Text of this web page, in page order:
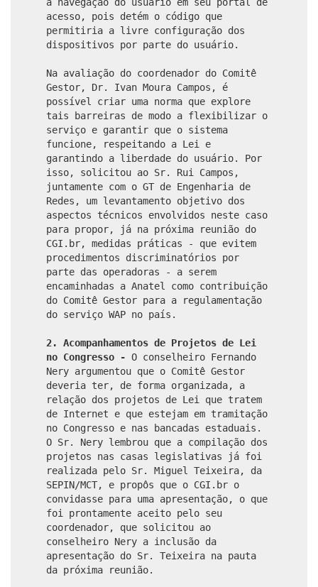
acesso, pois detém o código que
permitiria a livre configuração dos
dispositivos por parte do usuário.
Na avaliação do coordenador do Comitê
Gestor, Dr. Ivan Moura Campos, é
possível criar uma norma que explore
tais barreiras de modo a flexibilizar o
serviço e garantir que o sistema
funcione, respeitando a Lei e
garantindo a liberdade do usuário. Por
isso, solicitou ao Sr. Rui Campos,
juntamente com o GT de Engenharia de
Redes, um levantamento objetivo dos
aspectos técnicos envolvidos neste caso
para propor, já na próxima reunião do
CGI.br, medidas práticas - que evitem
procedimentos discriminatórios por
parte das operadoras - a serem
encaminhadas a Anatel como contribuição
do Comitê Gestor para a regulamentação
do serviço WAP no país.
2.
Acompanhamentos de Projetos de Lei
no Congresso - O conselheiro Fernando
Nery argumentou que o Comitê Gestor
deveria ter, de forma organizada, a
relação dos projetos de Lei que tratem
de Internet e que estejam em tramitação
no Congresso e nas bancadas estaduais.
O Sr. Nery lembrou que a compilação dos
projetos nas casas legislativas já foi
realizada pelo Sr. Miguel Teixeira, da
SEPIN/MCT, e propôs que o CGI.br o
convidasse para uma apresentação, o que
foi prontamente aceito pelo seu
coordenador, que solicitou ao
conselheiro Nery a inclusão da
apresentação do Sr. Teixeira na pauta
da próxima reunião.